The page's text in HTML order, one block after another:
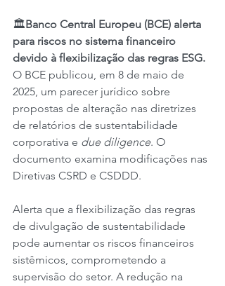
🏛️Banco Central Europeu (BCE) alerta
para riscos no sistema financeiro
devido à flexibilização das regras ESG.
O BCE publicou, em 8 de maio de
2025, um parecer jurídico sobre
propostas de alteração nas diretrizes
de relatórios de sustentabilidade
corporativa e due diligence. O
documento examina modificações nas
Diretivas CSRD e CSDDD.
Alerta que a flexibilização das regras
de divulgação de sustentabilidade
pode aumentar os riscos financeiros
sistêmicos, comprometendo a
supervisão do setor. A redução na